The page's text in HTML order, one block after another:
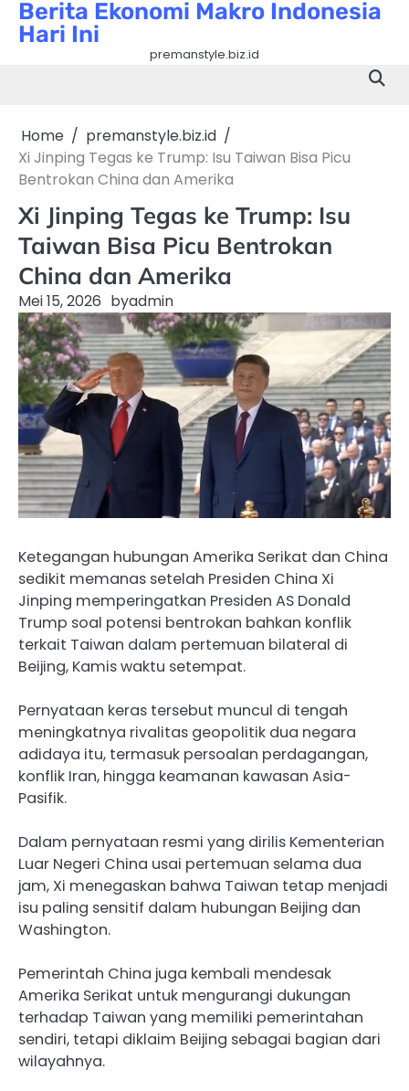
SkipBerita Ekonomi Makro Indonesia
Hari Ini
premanstyle.biz.id
Home
premanstyle.biz.id
Xi Jinping Tegas ke Trump: Isu Taiwan Bisa Picu
Bentrokan China dan Amerika
Xi Jinping Tegas ke Trump: Isu
Taiwan Bisa Picu Bentrokan
China dan Amerika
Mei 15, 2026 byadmin
Ketegangan hubungan Amerika Serikat dan China
sedikit memanas setelah Presiden China Xi
Jinping memperingatkan Presiden AS Donald
Trump soal potensi bentrokan bahkan konflik
terkait Taiwan dalam pertemuan bilateral di
Beijing, Kamis waktu setempat.
Pernyataan keras tersebut muncul di tengah
meningkatnya rivalitas geopolitik dua negara
adidaya itu, termasuk persoalan perdagangan,
konflik Iran, hingga keamanan kawasan Asia-
Pasifik.
Dalam pernyataan resmi yang dirilis Kementerian
Luar Negeri China usai pertemuan selama dua
jam, Xi menegaskan bahwa Taiwan tetap menjadi
isu paling sensitif dalam hubungan Beijing dan
Washington.
Pemerintah China juga kembali mendesak
Amerika Serikat untuk mengurangi dukungan
terhadap Taiwan yang memiliki pemerintahan
sendiri, tetapi diklaim Beijing sebagai bagian dari
wilayahnya.